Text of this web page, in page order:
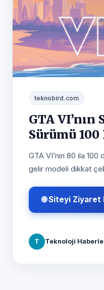
teknobird.com
GTA
Sürümü 100
GTA VI’nın 80 ila 100
gelir modeli dikkat
🌐 Siteyi Ziyaret
T Teknoloji